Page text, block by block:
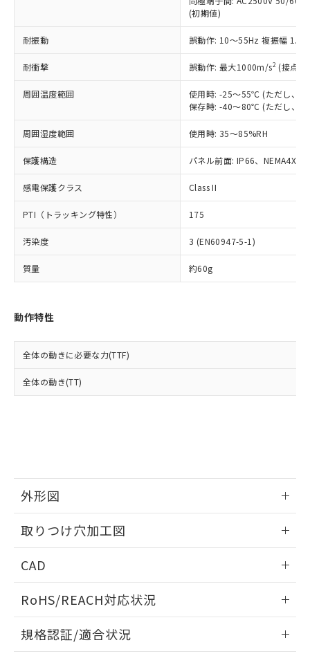
(初期値)
耐振動 誤動作: 10～55Hz 複振幅
耐衝撃 誤動作: 最大1000m/s2 (接点
周囲温度範囲
使用時: -25～55℃ (ただし、氷
保存時: -40～80℃ (ただし、氷
周囲湿度範囲 使用時: 35～85%RH
保護構造 パネル前面: IP66、NEMA4X,
感電保護クラス Class II
PTI（トラッキング特性） 175
汚染度 3 (EN60947-5-1)
質量 約60g
動作特性
全体の動きに必要な力(TTF)
全体の動き(TT)
外形図
取りつけ穴加工図
CAD
ドすることができます。
ログイン/会員登録
RoHS/REACH対応状況
規格認証/適合状況
在庫状況および標準価格照会結果は、
記載している更新日時点での社内デー
タに基づき作成されるものであり、閲
覧された時点での実際の在庫および標
準価格とは異なる場合があることをご
正式な納期状況および標準価格はお客
様のお取引先、またはお客様担当のオ
ムロン制御機器販売店・当社販売員に
オムロン制御機器販売店や当社販売拠
販売ネットワーク
」をご確認
在庫状況および標準価格結果を当社の
事前の承諾なく第三者に漏洩または開
示しないようお願いします。
マイパーツ機能（部品リスト作成サー
ビス）をご利用いただくには、I-Web
メンバーズにご登録されている必要が
あります。
品・サービスに関するお客様との取
引・商談に必要な範囲で利用すること
※当社の共同利用者とは、
の共同利用に関して"
の「1.共同利
鉛(Pb) 1000ppm以下、 水銀(Hg) 1000ppm以下、 カド
類(PBB) 1000ppm以下、ポリ臭化ジフェニルエーテル類
(PBDE) 1000ppm以下、フタル酸ビス(2-エチルヘキシ
ル) (DEHP)(別名：DOP) 1000ppm以下、フタル酸ブチ
ルベンジル（BBP） 1000ppm以下、フタル酸ジブチル
（DBP） 1000ppm以下、フタル酸ジイソブチル
但し、RoHS指令で産業用監視および制御機器に対する
図的な使用がないことを確認しています。
部品在庫の切り替え状況などにより、予定
月が前後することがあります。
とができます。
EU RoHS指令（10物質）の非含有証明書
51物質の非含有証明書（当社基準）
荷製品に未対応品が混在することから備考
欄に対応日を記載しておりました。
既に当社にて対応品への在庫切替を完了
していることから、特段のことがない限
り、2022年1月12日より割愛しておりま
*中国RoHS10物質の基準値 (GB/T26572)：
Pb(鉛) :1000ppm、 Hg(水銀) : 1000ppm、 Cd(カドミウ
Cr(Ⅵ)(六価クロム) : 1000ppm、 PBBs(ポリ臭化ビフェ
ニル類) : 1000ppm、 PBDEs(ポリ臭化ジフェニルエーテ
ル類) : 1000ppm、
DBP(フタル酸ジブチル) : 1000ppm、 DIBP(フタル酸ジ
イソブチル) : 1000ppm、 BBP(フタル酸ブチルベンジ
DEHP(フタル酸ビス(2-エチルヘキシル)) : 1000ppm
「ｅ」：有害物質（10物質）のすべてが基
準値以下であることを示します。
「10」：通常の使用状況下において有害物
質が外部に漏えいし、環境に深刻な影響を
及ぼさない年数を意味します。
「－」：未確認です。当社販売部門へお問
（以下｢規制貨物等」という）を輸出
または国外への提供する場合は、日本
国政府の輸出許可(または役務取引許
可)を取得するなどの必要な手続きを
当社は規制貨物を破棄する場合は、完
全に破砕するなど、違法に輸出されな
いよう必要な手段を講じます。
当社は貴社製品を、核兵器、ミサイ
ル、化学兵器、生物兵器またはその他
武器並びにこれらの製造装置等に一切
当社は、貴社製品を第三者に販売する
場合は、上記1、2および3の内容を当
該第三者に通知します。また当社は、
販売先および販売に係わる関係者が違
法に輸出するおそれがある場合は、取
り引きをいたしません。
合意する
一定数以上の在庫あり
一定数には満たないが在庫あり
在庫なし(最新の在庫状況につ
いては、お客様のお取引先、ま
たはお客様担当のオムロン制御
機器販売店・当社販売員にご確
認ください)
受注生産機種、また在庫状況の
情報を公開していない機種